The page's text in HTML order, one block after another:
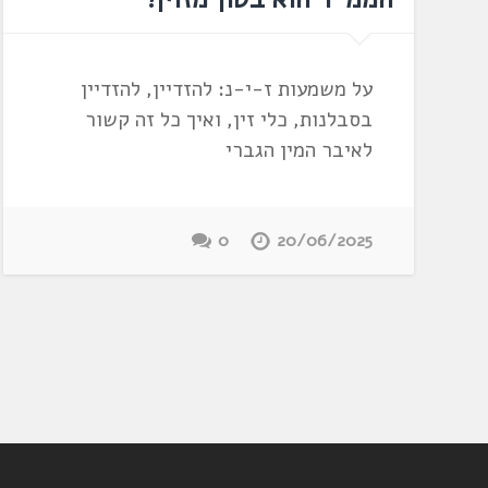
על משמעות ז-י-נ: להזדיין, להזדיין
בסבלנות, כלי זין, ואיך כל זה קשור
לאיבר המין הגברי
20/06/2025
0